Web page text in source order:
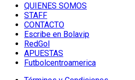
QUIENES SOMOS
STAFF
CONTACTO
Escribe en Bolavip
RedGol
APUESTAS
Futbolcentroamerica